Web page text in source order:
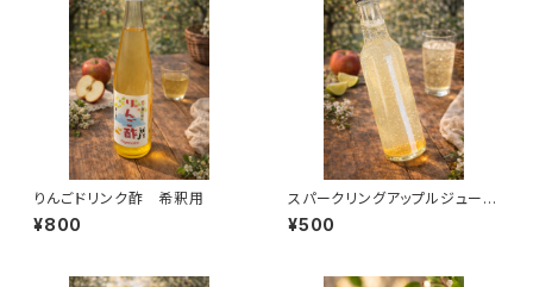
りんごドリンク酢 希釈用
¥800
スパークリングアップルジュー
ス 210ml
¥500